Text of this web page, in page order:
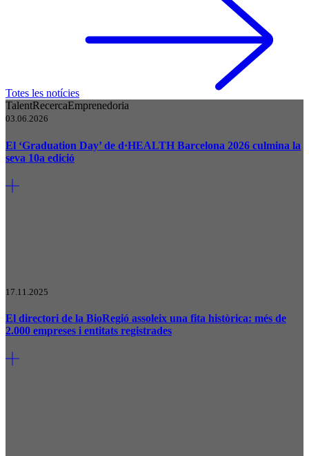
Totes les notícies
TalentRecercaEmprenedoria
03.06.2026
El ‘Graduation Day’ de d·HEALTH Barcelona 2026 culmina la
seva 10a edició
17.11.2025
El directori de la BioRegió assoleix una fita històrica: més de
2.000 empreses i entitats registrades